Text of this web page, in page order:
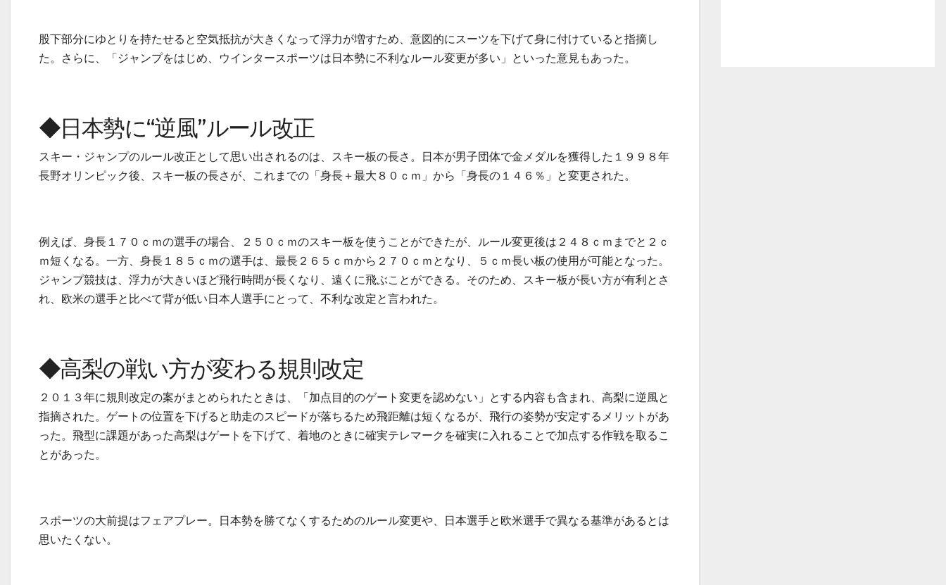
股下部分にゆとりを持たせると空気抵抗が大きくなって浮力が増すため、意図的にスーツを下げて身に付けていると指摘し
た。さらに、「ジャンプをはじめ、ウインタースポーツは日本勢に不利なルール変更が多い」といった意見もあった。
◆日本勢に“逆風”ルール改正
スキー・ジャンプのルール改正として思い出されるのは、スキー板の長さ。日本が男子団体で金メダルを獲得した１９９８年
長野オリンピック後、スキー板の長さが、これまでの「身長＋最大８０ｃｍ」から「身長の１４６％」と変更された。
例えば、身長１７０ｃｍの選手の場合、２５０ｃｍのスキー板を使うことができたが、ルール変更後は２４８ｃｍまでと２ｃ
ｍ短くなる。一方、身長１８５ｃｍの選手は、最長２６５ｃｍから２７０ｃｍとなり、５ｃｍ長い板の使用が可能となった。
ジャンプ競技は、浮力が大きいほど飛行時間が長くなり、遠くに飛ぶことができる。そのため、スキー板が長い方が有利とさ
れ、欧米の選手と比べて背が低い日本人選手にとって、不利な改定と言われた。
◆高梨の戦い方が変わる規則改定
２０１３年に規則改定の案がまとめられたときは、「加点目的のゲート変更を認めない」とする内容も含まれ、高梨に逆風と
指摘された。ゲートの位置を下げると助走のスピードが落ちるため飛距離は短くなるが、飛行の姿勢が安定するメリットがあ
った。飛型に課題があった高梨はゲートを下げて、着地のときに確実テレマークを確実に入れることで加点する作戦を取るこ
とがあった。
スポーツの大前提はフェアプレー。日本勢を勝てなくするためのルール変更や、日本選手と欧米選手で異なる基準があるとは
思いたくない。